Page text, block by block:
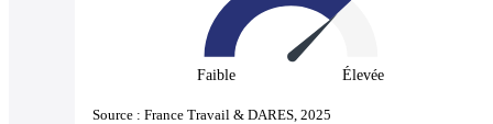
Faible Élevée
Source : France Travail & DARES, 2025